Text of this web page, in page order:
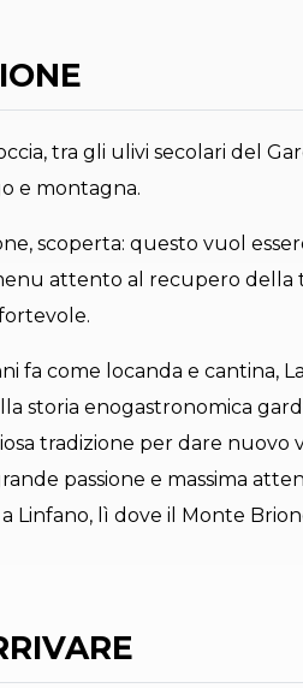
tra gli ulivi secolari del
e montagna.
scoperta: questo vuol
attento al recupero della
fa come locanda e cantina,
storia enogastronomica
tradizione per dare nuovo
passione e massima
a Linfano, lì dove il Monte